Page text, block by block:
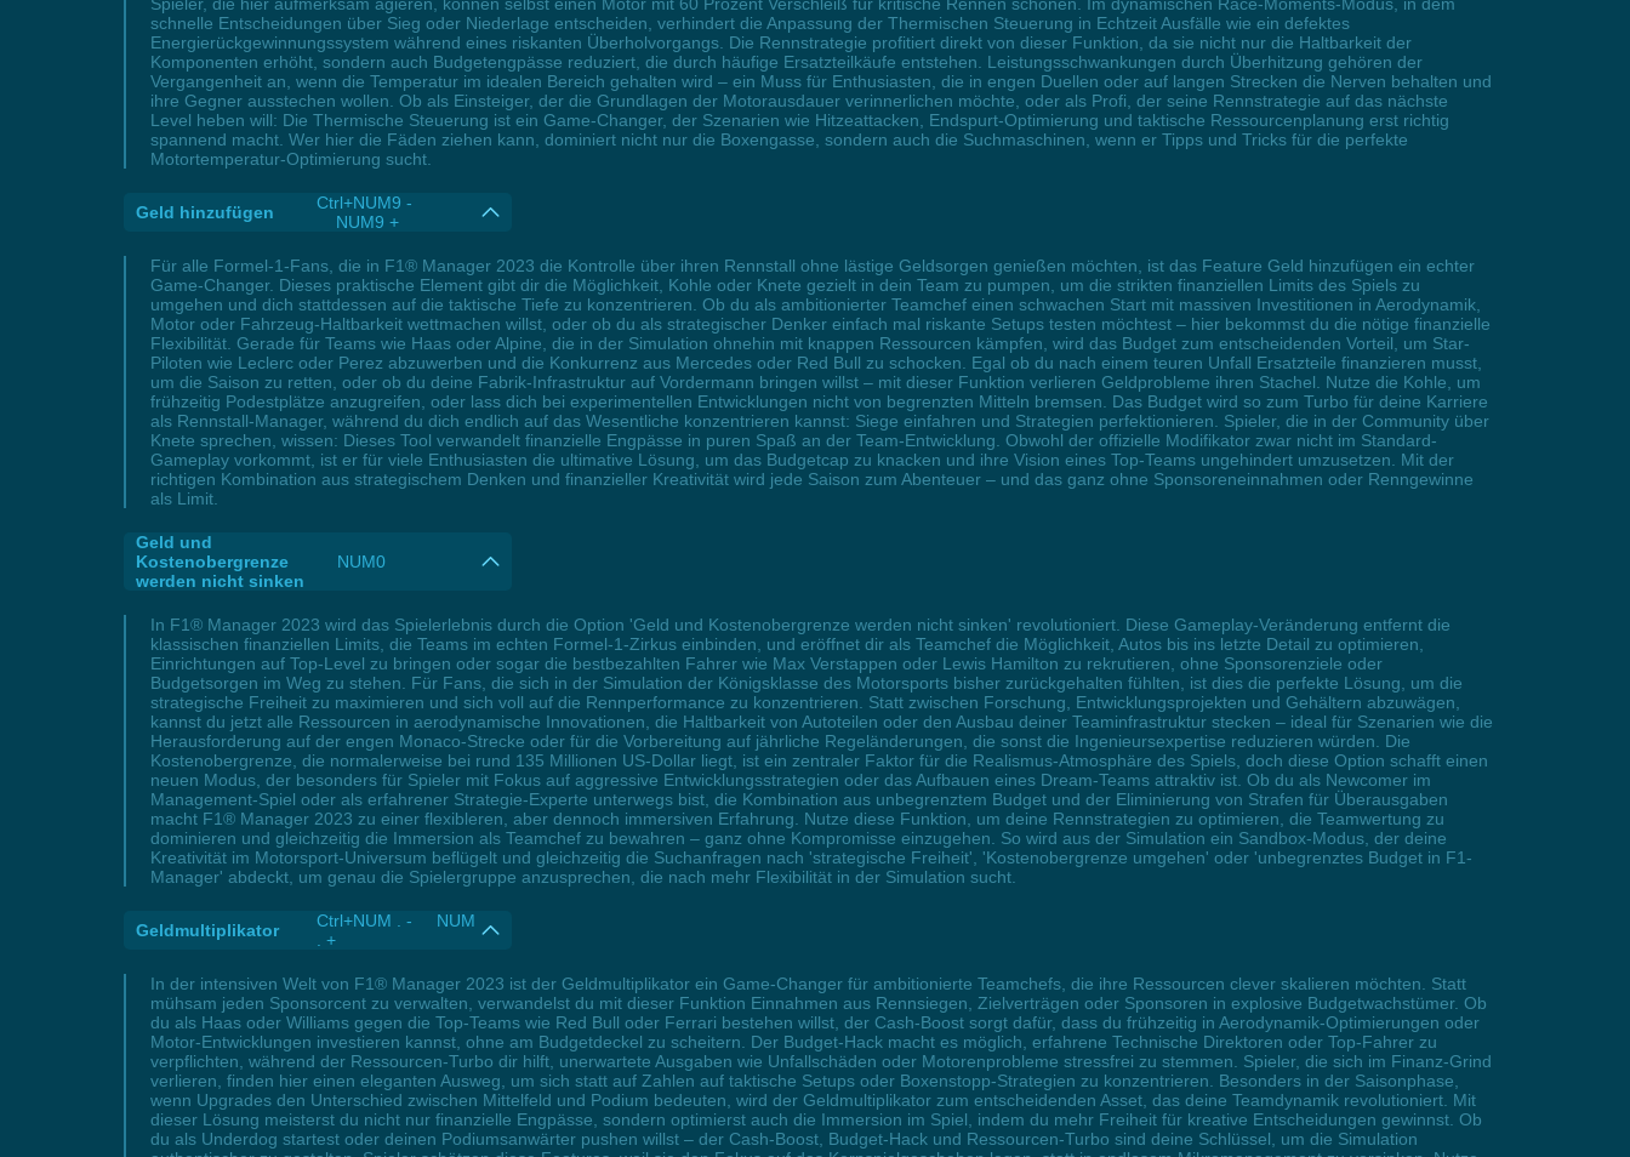
schnelle Entscheidungen über Sieg oder Niederlage entscheiden, verhindert die Anpassung der Thermischen Steuerung in Echtzeit Ausfälle wie ein defektes
Energierückgewinnungssystem während eines riskanten Überholvorgangs. Die Rennstrategie profitiert direkt von dieser Funktion, da sie nicht nur die Haltbarkeit der
Komponenten erhöht, sondern auch Budgetengpässe reduziert, die durch häufige Ersatzteilkäufe entstehen. Leistungsschwankungen durch Überhitzung gehören der
Vergangenheit an, wenn die Temperatur im idealen Bereich gehalten wird – ein Muss für Enthusiasten, die in engen Duellen oder auf langen Strecken die Nerven behalten und
ihre Gegner ausstechen wollen. Ob als Einsteiger, der die Grundlagen der Motorausdauer verinnerlichen möchte, oder als Profi, der seine Rennstrategie auf das nächste
Level heben will: Die Thermische Steuerung ist ein Game-Changer, der Szenarien wie Hitzeattacken, Endspurt-Optimierung und taktische Ressourcenplanung erst richtig
spannend macht. Wer hier die Fäden ziehen kann, dominiert nicht nur die Boxengasse, sondern auch die Suchmaschinen, wenn er Tipps und Tricks für die perfekte
Motortemperatur-Optimierung sucht.
Geld hinzufügen
Ctrl+NUM9 -
NUM9 +
Für alle Formel-1-Fans, die in F1® Manager 2023 die Kontrolle über ihren Rennstall ohne lästige Geldsorgen genießen möchten, ist das Feature Geld hinzufügen ein echter
Game-Changer. Dieses praktische Element gibt dir die Möglichkeit, Kohle oder Knete gezielt in dein Team zu pumpen, um die strikten finanziellen Limits des Spiels zu
umgehen und dich stattdessen auf die taktische Tiefe zu konzentrieren. Ob du als ambitionierter Teamchef einen schwachen Start mit massiven Investitionen in Aerodynamik,
Motor oder Fahrzeug-Haltbarkeit wettmachen willst, oder ob du als strategischer Denker einfach mal riskante Setups testen möchtest – hier bekommst du die nötige finanzielle
Flexibilität. Gerade für Teams wie Haas oder Alpine, die in der Simulation ohnehin mit knappen Ressourcen kämpfen, wird das Budget zum entscheidenden Vorteil, um Star-
Piloten wie Leclerc oder Perez abzuwerben und die Konkurrenz aus Mercedes oder Red Bull zu schocken. Egal ob du nach einem teuren Unfall Ersatzteile finanzieren musst,
um die Saison zu retten, oder ob du deine Fabrik-Infrastruktur auf Vordermann bringen willst – mit dieser Funktion verlieren Geldprobleme ihren Stachel. Nutze die Kohle, um
frühzeitig Podestplätze anzugreifen, oder lass dich bei experimentellen Entwicklungen nicht von begrenzten Mitteln bremsen. Das Budget wird so zum Turbo für deine Karriere
als Rennstall-Manager, während du dich endlich auf das Wesentliche konzentrieren kannst: Siege einfahren und Strategien perfektionieren. Spieler, die in der Community über
Knete sprechen, wissen: Dieses Tool verwandelt finanzielle Engpässe in puren Spaß an der Team-Entwicklung. Obwohl der offizielle Modifikator zwar nicht im Standard-
Gameplay vorkommt, ist er für viele Enthusiasten die ultimative Lösung, um das Budgetcap zu knacken und ihre Vision eines Top-Teams ungehindert umzusetzen. Mit der
richtigen Kombination aus strategischem Denken und finanzieller Kreativität wird jede Saison zum Abenteuer – und das ganz ohne Sponsoreneinnahmen oder Renngewinne
als Limit.
Geld und
Kostenobergrenze
werden nicht sinken
NUM0
In F1® Manager 2023 wird das Spielerlebnis durch die Option 'Geld und Kostenobergrenze werden nicht sinken' revolutioniert. Diese Gameplay-Veränderung entfernt die
klassischen finanziellen Limits, die Teams im echten Formel-1-Zirkus einbinden, und eröffnet dir als Teamchef die Möglichkeit, Autos bis ins letzte Detail zu optimieren,
Einrichtungen auf Top-Level zu bringen oder sogar die bestbezahlten Fahrer wie Max Verstappen oder Lewis Hamilton zu rekrutieren, ohne Sponsorenziele oder
Budgetsorgen im Weg zu stehen. Für Fans, die sich in der Simulation der Königsklasse des Motorsports bisher zurückgehalten fühlten, ist dies die perfekte Lösung, um die
strategische Freiheit zu maximieren und sich voll auf die Rennperformance zu konzentrieren. Statt zwischen Forschung, Entwicklungsprojekten und Gehältern abzuwägen,
kannst du jetzt alle Ressourcen in aerodynamische Innovationen, die Haltbarkeit von Autoteilen oder den Ausbau deiner Teaminfrastruktur stecken – ideal für Szenarien wie die
Herausforderung auf der engen Monaco-Strecke oder für die Vorbereitung auf jährliche Regeländerungen, die sonst die Ingenieursexpertise reduzieren würden. Die
Kostenobergrenze, die normalerweise bei rund 135 Millionen US-Dollar liegt, ist ein zentraler Faktor für die Realismus-Atmosphäre des Spiels, doch diese Option schafft einen
neuen Modus, der besonders für Spieler mit Fokus auf aggressive Entwicklungsstrategien oder das Aufbauen eines Dream-Teams attraktiv ist. Ob du als Newcomer im
Management-Spiel oder als erfahrener Strategie-Experte unterwegs bist, die Kombination aus unbegrenztem Budget und der Eliminierung von Strafen für Überausgaben
macht F1® Manager 2023 zu einer flexibleren, aber dennoch immersiven Erfahrung. Nutze diese Funktion, um deine Rennstrategien zu optimieren, die Teamwertung zu
dominieren und gleichzeitig die Immersion als Teamchef zu bewahren – ganz ohne Kompromisse einzugehen. So wird aus der Simulation ein Sandbox-Modus, der deine
Kreativität im Motorsport-Universum beflügelt und gleichzeitig die Suchanfragen nach 'strategische Freiheit', 'Kostenobergrenze umgehen' oder 'unbegrenztes Budget in F1-
Manager' abdeckt, um genau die Spielergruppe anzusprechen, die nach mehr Flexibilität in der Simulation sucht.
Geldmultiplikator
Ctrl+NUM . - NUM
. +
In der intensiven Welt von F1® Manager 2023 ist der Geldmultiplikator ein Game-Changer für ambitionierte Teamchefs, die ihre Ressourcen clever skalieren möchten. Statt
mühsam jeden Sponsorcent zu verwalten, verwandelst du mit dieser Funktion Einnahmen aus Rennsiegen, Zielverträgen oder Sponsoren in explosive Budgetwachstümer. Ob
du als Haas oder Williams gegen die Top-Teams wie Red Bull oder Ferrari bestehen willst, der Cash-Boost sorgt dafür, dass du frühzeitig in Aerodynamik-Optimierungen oder
Motor-Entwicklungen investieren kannst, ohne am Budgetdeckel zu scheitern. Der Budget-Hack macht es möglich, erfahrene Technische Direktoren oder Top-Fahrer zu
verpflichten, während der Ressourcen-Turbo dir hilft, unerwartete Ausgaben wie Unfallschäden oder Motorenprobleme stressfrei zu stemmen. Spieler, die sich im Finanz-Grind
verlieren, finden hier einen eleganten Ausweg, um sich statt auf Zahlen auf taktische Setups oder Boxenstopp-Strategien zu konzentrieren. Besonders in der Saisonphase,
wenn Upgrades den Unterschied zwischen Mittelfeld und Podium bedeuten, wird der Geldmultiplikator zum entscheidenden Asset, das deine Teamdynamik revolutioniert. Mit
dieser Lösung meisterst du nicht nur finanzielle Engpässe, sondern optimierst auch die Immersion im Spiel, indem du mehr Freiheit für kreative Entscheidungen gewinnst. Ob
du als Underdog startest oder deinen Podiumsanwärter pushen willst – der Cash-Boost, Budget-Hack und Ressourcen-Turbo sind deine Schlüssel, um die Simulation